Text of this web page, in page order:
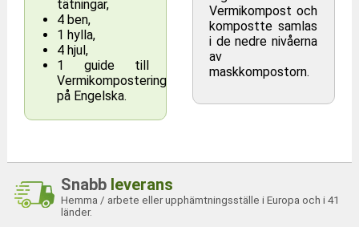
tätningar,
4 ben,
1 hylla,
4 hjul,
1 guide till
Vermikompostering
på Engelska.
Vermikompost och
kompostte samlas
i de nedre nivåerna
av
maskkompostorn.
Märke
Referens
Snabb leverans
Hemma / arbete eller upphämtningsställe i Europa och i 41
länder.